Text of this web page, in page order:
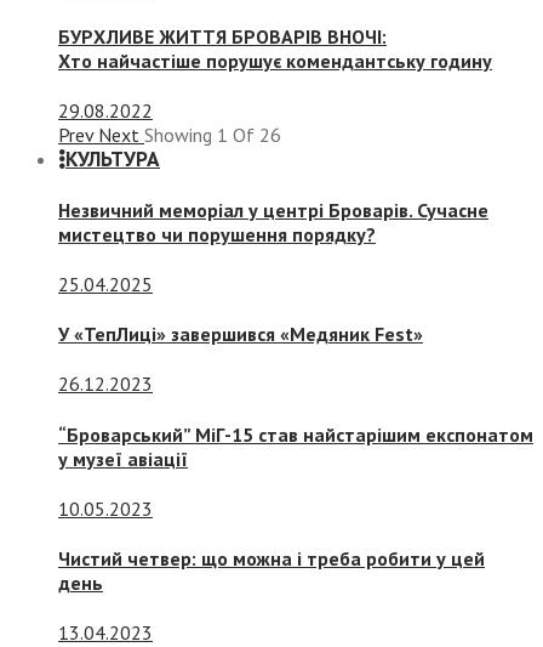
БУРХЛИВЕ ЖИТТЯ БРОВАРІВ ВНОЧІ:
Хто найчастіше порушує комендантську годину
29.08.2022
Prev Next Showing 1 Of 26
КУЛЬТУРА
Незвичний меморіал у центрі Броварів. Сучасне
мистецтво чи порушення порядку?
25.04.2025
У «ТепЛиці» завершився «Медяник Fest»
26.12.2023
“Броварський” МіГ-15 став найстарішим експонатом
у музеї авіації
10.05.2023
Чистий четвер: що можна і треба робити у цей
день
13.04.2023